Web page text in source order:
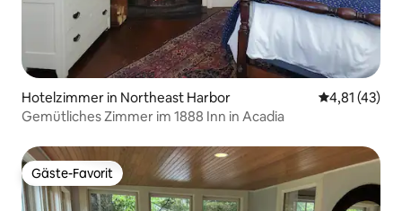
Hotelzimmer in Northeast Harbor
4,81 (43)
Gemütliches Zimmer im 1888 Inn in Acadia
Gäste-Favorit
Gäste-Favorit